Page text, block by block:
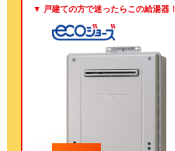
▼ 戸建ての方で迷ったらこの給湯器！